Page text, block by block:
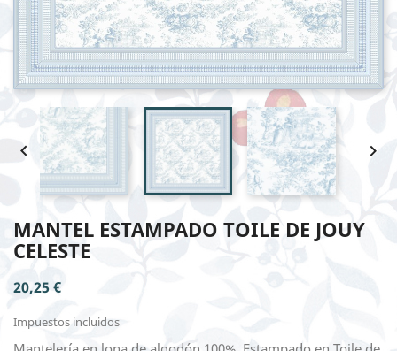
 
MANTEL ESTAMPADO TOILE DE JOUY
CELESTE
20,25 €
Impuestos incluidos